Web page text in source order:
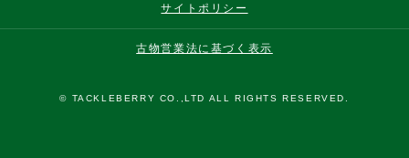
サイトポリシー
古物営業法に基づく表示
© TACKLEBERRY CO.,LTD ALL RIGHTS RESERVED.